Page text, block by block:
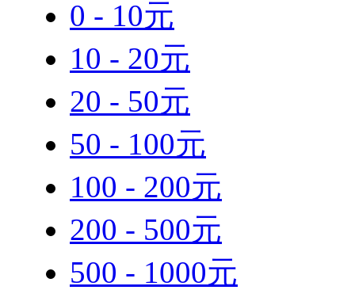
0 - 10元
10 - 20元
20 - 50元
50 - 100元
100 - 200元
200 - 500元
500 - 1000元